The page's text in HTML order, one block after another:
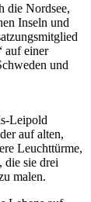
die Nordsee,
Inseln und
auf einer
und
Leipold
auf alten,
Leuchttürme,
die sie drei
malen.